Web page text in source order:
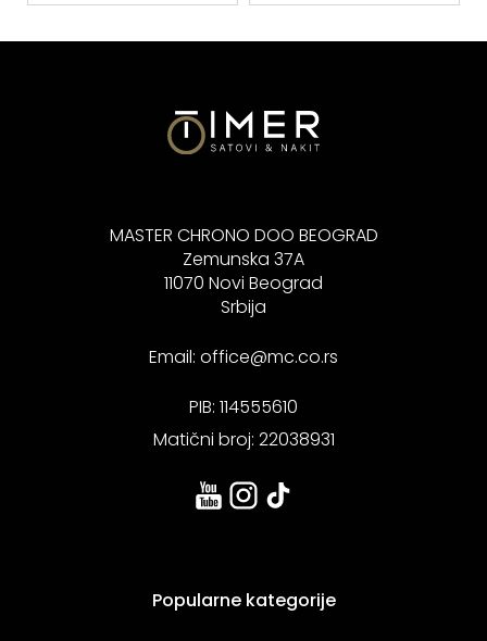
MASTER CHRONO DOO BEOGRAD
Zemunska 37A
11070 Novi Beograd
Srbija
Email: office@mc.co.rs
PIB: 114555610
Matični broj: 22038931
Popularne kategorije